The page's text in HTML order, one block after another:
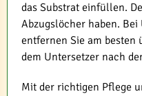
das Substrat einfüllen.
Abzugslöcher haben.
entfernen Sie am besten
dem Untersetzer nach
Mit der richtigen Pflege